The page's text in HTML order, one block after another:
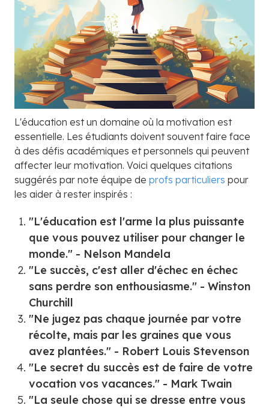
L'éducation est un domaine où la motivation est
essentielle. Les étudiants doivent souvent faire face
à des défis académiques et personnels qui peuvent
affecter leur motivation. Voici quelques citations
suggérés par note équipe de profs particuliers pour
les aider à rester inspirés :
"L'éducation est l'arme la plus puissante
que vous pouvez utiliser pour changer le
monde." - Nelson Mandela
"Le succès, c'est aller d'échec en échec
sans perdre son enthousiasme." - Winston
Churchill
"Ne jugez pas chaque journée par votre
récolte, mais par les graines que vous
avez plantées." - Robert Louis Stevenson
"Le secret du succès est de faire de votre
vocation vos vacances." - Mark Twain
"La seule chose qui se dresse entre vous